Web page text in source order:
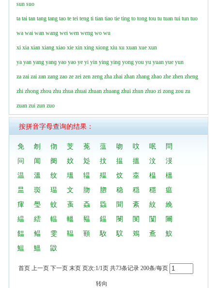
sun suo
ta tai tan tang tang tao te tei teng ti tian tiao tie ting to tong tou tu tuan tui tun tuo
wa wai wan wang wei wen weng wo wu
xi xia xian xiang xiao xie xin xing xiong xiu xu xuan xue xun
ya yan yang yanɡ yao yao ye yi yin ying yinɡ yong you yu yuan yue yun
za zai zai zan zang zao ze zei zen zeng zha zhai zhan zhang zhao zhe zhen zheng
zhi zhong zhou zhu zhua zhuai zhuan zhuang zhui zhun zhuo zi zong zou zu
zuan zui zun zuo
按拼音字母查询的结果：
免 刎 伆 芠 莬 蕰 吻 呅 呡
問
问
闻 阌 妏 彣 抆 揾 搵 汶
渂
温
溫 纹 塭 辒 殟 炆 桽 榅
榲
昷
珳 瑥 文 肳 脗 稳 穏 穩
瘟
瘒
璺 蚊 蚉 螡 蟁 聞 紊 紋
絻
緼
繧 輼 轀 豱 鎾 閿 閺 闅
闦
饂
鳁 雯 鞰 顐 駇 馼 鳼 鴍
魰
鰛
鰮 鼤
首页 上一页 下一页 末页 页次:1/1页 共73条记录 200条/每页
转向